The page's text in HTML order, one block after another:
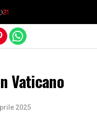
Vaticano
2025